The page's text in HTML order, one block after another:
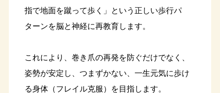
指で地面を蹴って歩く」という正しい歩行パ
ターンを脳と神経に再教育します。
これにより、巻き爪の再発を防ぐだけでなく、
姿勢が安定し、つまずかない、一生元気に歩け
る身体（フレイル克服）を目指します。